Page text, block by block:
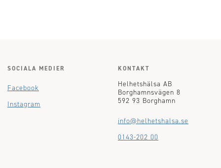
SOCIALA MEDIER
Facebook
Instagram
KONTAKT
Helhetshälsa AB
Borghamnsvägen 8
592 93 Borghamn
info@helhetshalsa.se
0143-202 00